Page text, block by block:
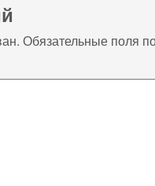
Обязательные поля